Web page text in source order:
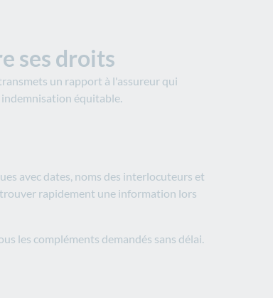
ses droits
un rapport à l'assureur qui
équitable.​
avec dates, noms des interlocuteurs et
rapidement une information lors
les compléments demandés sans délai.